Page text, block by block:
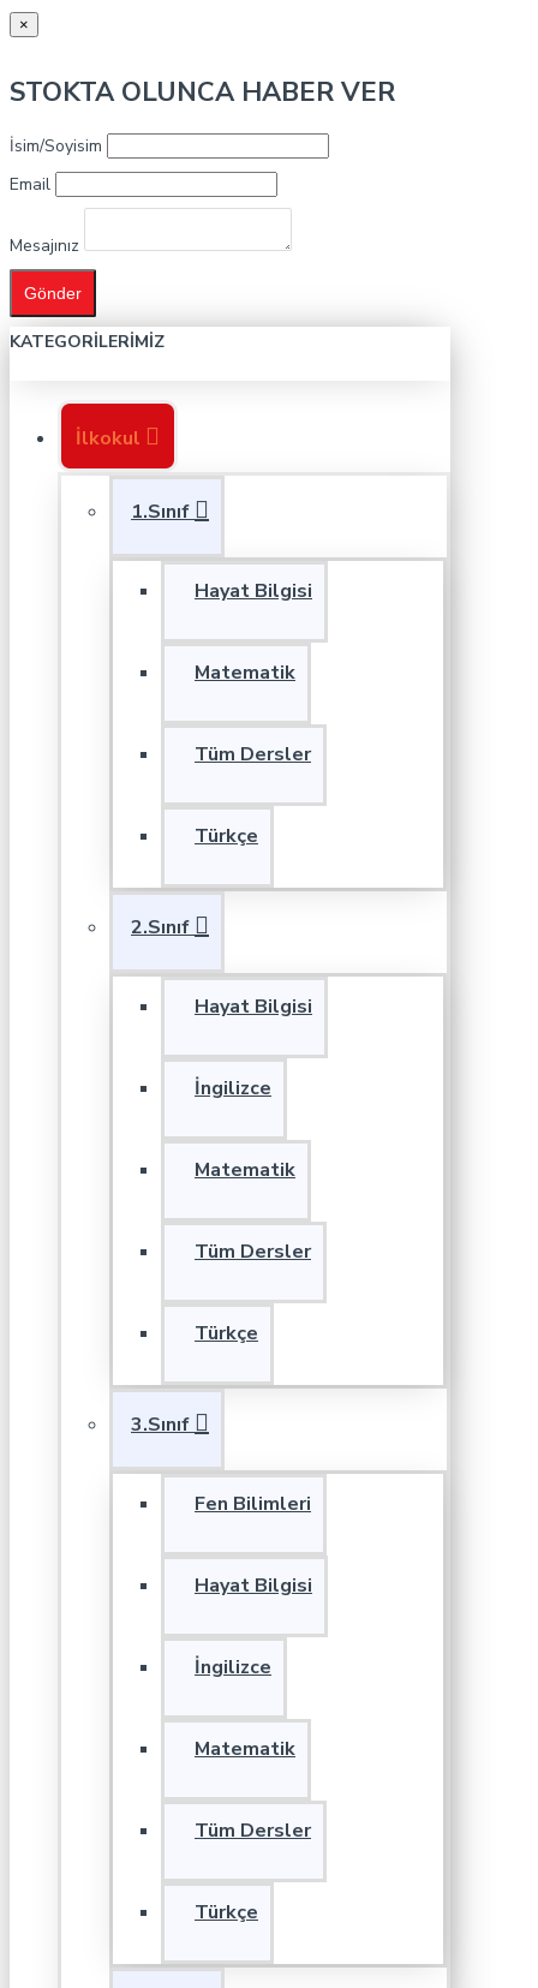
×
STOKTA OLUNCA HABER VER
İsim/Soyisim
Email
Mesajınız
Gönder
KATEGORILERIMIZ
İlkokul
1.Sınıf
Hayat Bilgisi
Matematik
Tüm Dersler
Türkçe
2.Sınıf
Hayat Bilgisi
İngilizce
Matematik
Tüm Dersler
Türkçe
3.Sınıf
Fen Bilimleri
Hayat Bilgisi
İngilizce
Matematik
Tüm Dersler
Türkçe